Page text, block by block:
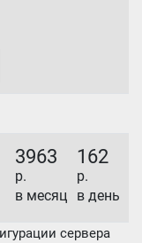
3963
р.
в месяц
162
р.
в день
сервера